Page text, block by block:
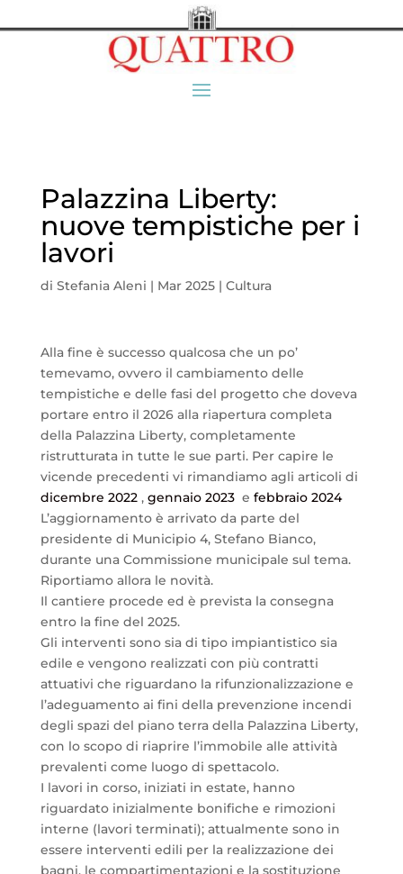
Palazzina Liberty:
nuove tempistiche per i
lavori
di Stefania Aleni | Mar 2025| Cultura
Alla fine è successo qualcosa che un po’
temevamo, ovvero il cambiamento delle
tempistiche e delle fasi del progetto che doveva
portare entro il 2026 alla riapertura completa
della Palazzina Liberty, completamente
ristrutturata in tutte le sue parti. Per capire le
vicende precedenti vi rimandiamo agli articoli di
dicembre 2022, gennaio 2023e febbraio 2024
L’aggiornamento è arrivato da parte del
presidente di Municipio 4, Stefano Bianco,
durante una Commissione municipale sul tema.
Riportiamo allora le novità.
Il cantiere procede ed è prevista la consegna
entro la fine del 2025.
Gli interventi sono sia di tipo impiantistico sia
edile e vengono realizzati con più contratti
attuativi che riguardano la rifunzionalizzazione e
l’adeguamento ai fini della prevenzione incendi
degli spazi del piano terra della Palazzina Liberty,
con lo scopo di riaprire l’immobile alle attività
prevalenti come luogo di spettacolo.
I lavori in corso, iniziati in estate, hanno
riguardato inizialmente bonifiche e rimozioni
interne (lavori terminati); attualmente sono in
essere interventi edili per la realizzazione dei
bagni, le compartimentazioni e la sostituzione